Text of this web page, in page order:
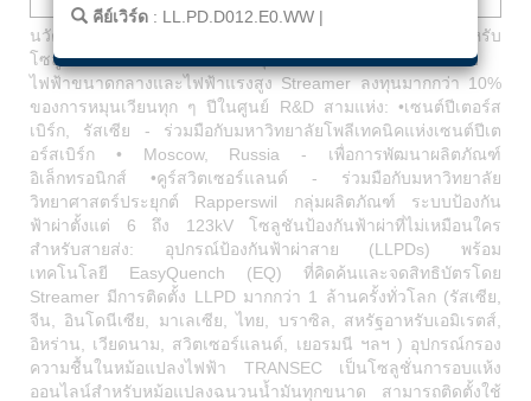
นวัตกรรมและโซลูชั่นที่มุ่งเน้น Streamer เป็นผู้เชี่ยวชาญสำหรับ
โซลูชั่นที่เป็นนวัตกรรมซึ่งปรับปรุงความน่าเชื่อถือของเครือข่าย
ไฟฟ้าขนาดกลางและไฟฟ้าแรงสูง Streamer ลงทุนมากกว่า 10%
ของการหมุนเวียนทุก ๆ ปีในศูนย์ R&D สามแห่ง: •เซนต์ปีเตอร์ส
เบิร์ก, รัสเซีย - ร่วมมือกับมหาวิทยาลัยโพลีเทคนิคแห่งเซนต์ปีเต
อร์สเบิร์ก • Moscow, Russia - เพื่อการพัฒนาผลิตภัณฑ์
อิเล็กทรอนิกส์ •คูร์สวิตเซอร์แลนด์ - ร่วมมือกับมหาวิทยาลัย
วิทยาศาสตร์ประยุกต์ Rapperswil กลุ่มผลิตภัณฑ์ ระบบป้องกัน
ฟ้าผ่าตั้งแต่ 6 ถึง 123kV โซลูชันป้องกันฟ้าผ่าที่ไม่เหมือนใคร
สำหรับสายส่ง: อุปกรณ์ป้องกันฟ้าผ่าสาย (LLPDs) พร้อม
เทคโนโลยี EasyQuench (EQ) ที่คิดค้นและจดสิทธิบัตรโดย
Streamer มีการติดตั้ง LLPD มากกว่า 1 ล้านครั้งทั่วโลก (รัสเซีย,
จีน, อินโดนีเซีย, มาเลเซีย, ไทย, บราซิล, สหรัฐอาหรับเอมิเรตส์,
อิหร่าน, เวียดนาม, สวิตเซอร์แลนด์, เยอรมนี ฯลฯ ) อุปกรณ์กรอง
ความชื้นในหม้อแปลงไฟฟ้า TRANSEC เป็นโซลูชั่นการอบแห้ง
ออนไลน์สำหรับหม้อแปลงฉนวนน้ำมันทุกขนาด สามารถติดตั้งใช้
คีย์เวิร์ด: LL.PD.D012.E0.WW|